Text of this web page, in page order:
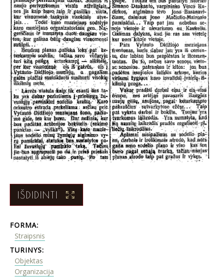
IŠDIDINTI
FORMA:
Straipsnis
TURINYS:
Objektas
Organizacija